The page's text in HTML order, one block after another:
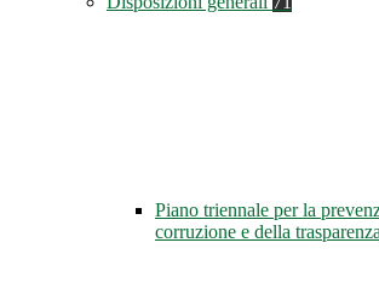
Piano triennale per la
corruzione e della trasparenza